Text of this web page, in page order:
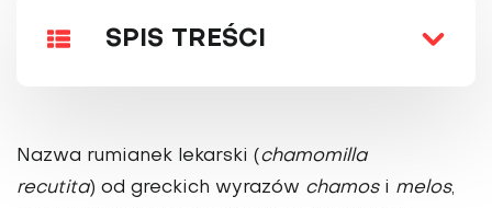
SPIS TREŚCI
Nazwa rumianek lekarski (chamomilla
recutita) od greckich wyrazów chamosi melos,